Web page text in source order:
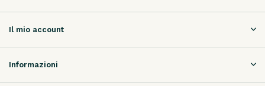
Il mio account
Informazioni